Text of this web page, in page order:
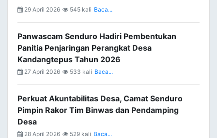
29 April 2026 545 kali Baca...
Panwascam Senduro Hadiri Pembentukan
Panitia Penjaringan Perangkat Desa
Kandangtepus Tahun 2026
27 April 2026 533 kali Baca...
Perkuat Akuntabilitas Desa, Camat Senduro
Pimpin Rakor Tim Binwas dan Pendamping
Desa
28 April 2026 529 kali Baca...